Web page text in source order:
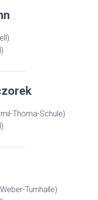
Thoma-Schule)
Turnhalle)